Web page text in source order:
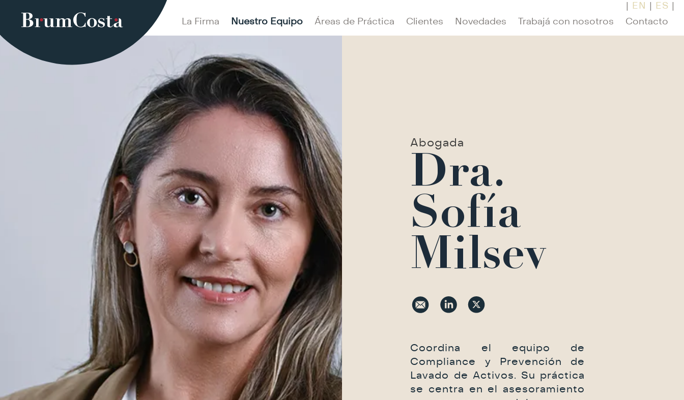
La Firma Nuestro Equipo Áreas de Práctica Clientes Novedades Trabajá con nosotros Contacto
| EN | ES |
Abogada
Dra.
Sofía
Milsev
Coordina el equipo de
Compliance y Prevención de
Lavado de Activos. Su práctica
se centra en el asesoramiento